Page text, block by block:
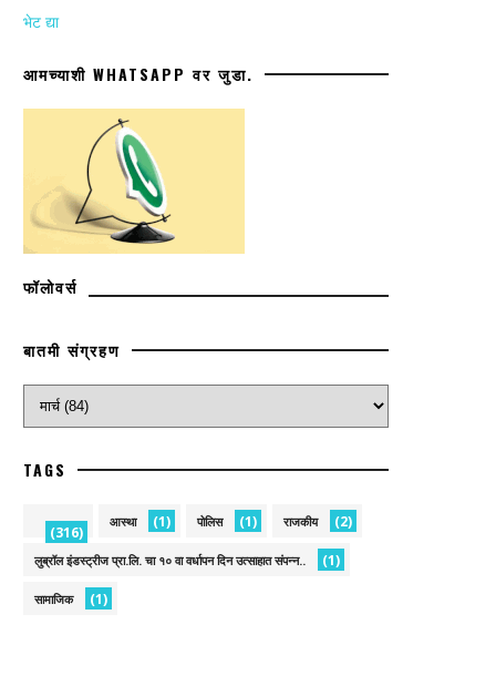
भेट द्या
आमच्याशी WHATSAPP वर जुडा.
फॉलोवर्स
बातमी संग्रहण
TAGS
(316)
आस्था (1) पोलिस (1) राजकीय (2)
लुब्रॉल इंडस्ट्रीज प्रा.लि. चा १० वा वर्धापन दिन उत्साहात संपन्न.. (1)
सामाजिक (1)